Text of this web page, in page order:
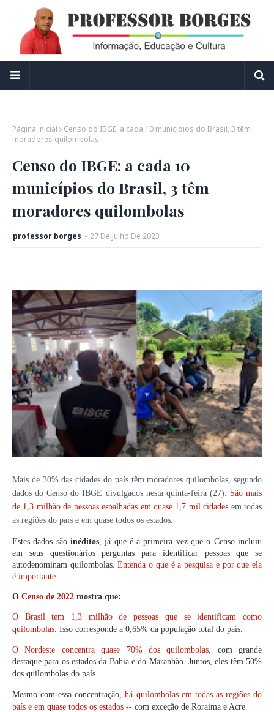
Página inicial
Censo do IBGE: a cada 10 municípios do Brasil, 3 têm
moradores quilombolas
Censo do IBGE: a cada 10
municípios do Brasil, 3 têm
moradores quilombolas
professor borges - 27 De Julho De 2023
Mais de 30% das cidades do país têm moradores quilombolas, segundo
dados do Censo do IBGE divulgados nesta quinta-feira (27).
São mais
de 1,3 milhão de pessoas espalhadas em quase 1,7 mil cidades em todas
as regiões do país e em quase todos os estados.
Estes dados são inéditos, já que é a primeira vez que o Censo incluiu
em seus questionários perguntas para identificar pessoas que se
autodenominam quilombolas.Entenda o que é a pesquisa e por que ela
é importante
O Censo de 2022 mostra que:
O Brasil tem 1,3 milhão de pessoas que se identificam como
quilombolas . Isso corresponde a 0,65% da população total do país.
O Nordeste concentra quase 70% dos quilombolas , com grande
destaque para os estados da Bahia e do Maranhão. Juntos, eles têm 50%
dos quilombolas do país.
Mesmo com essa concentração,há quilombolas em todas as regiões do
país e em quase todos os estados -- com exceção de Roraima e Acre.